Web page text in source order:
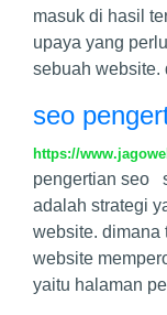
masuk di hasil
upaya yang
sebuah website.
seo
https://
pengertian seo
adalah strategi
website. dimana
website
yaitu halaman